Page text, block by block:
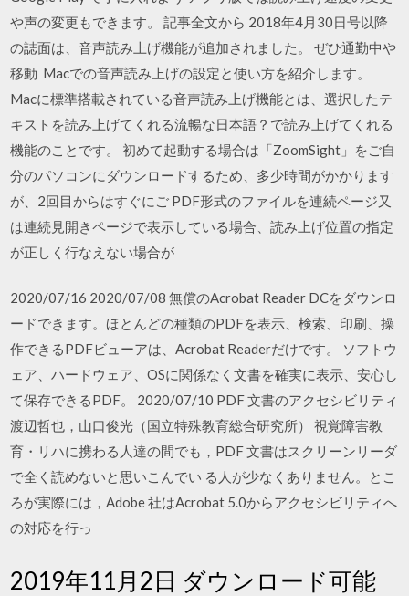
や声の変更もできます。 記事全文から 2018年4月30日号以降
の誌面は、音声読み上げ機能が追加されました。 ぜひ通勤中や
移動 Macでの音声読み上げの設定と使い方を紹介します。
Macに標準搭載されている音声読み上げ機能とは、選択したテ
キストを読み上げてくれる流暢な日本語？で読み上げてくれる
機能のことです。 初めて起動する場合は「ZoomSight」をご自
分のパソコンにダウンロードするため、多少時間がかかります
が、2回目からはすぐにご PDF形式のファイルを連続ページ又
は連続見開きページで表示している場合、読み上げ位置の指定
が正しく行なえない場合が
2020/07/16 2020/07/08 無償のAcrobat Reader DCをダウンロ
ードできます。ほとんどの種類のPDFを表示、検索、印刷、操
作できるPDFビューアは、Acrobat Readerだけです。 ソフトウ
ェア、ハードウェア、OSに関係なく文書を確実に表示、安心し
て保存できるPDF。 2020/07/10 PDF 文書のアクセシビリティ
渡辺哲也，山口俊光（国立特殊教育総合研究所） 視覚障害教
育・リハに携わる人達の間でも，PDF 文書はスクリーンリーダ
で全く読めないと思いこんでい る人が少なくありません。とこ
ろが実際には，Adobe 社はAcrobat 5.0からアクセシビリティへ
の対応を行っ
2019年11月2日 ダウンロード可能